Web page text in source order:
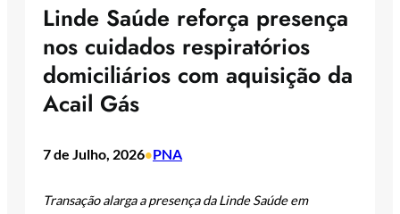
Linde Saúde reforça presença
nos cuidados respiratórios
domiciliários com aquisição da
Acail Gás
7 de Julho, 2026•PNA
Transação alarga a presença da Linde Saúde em